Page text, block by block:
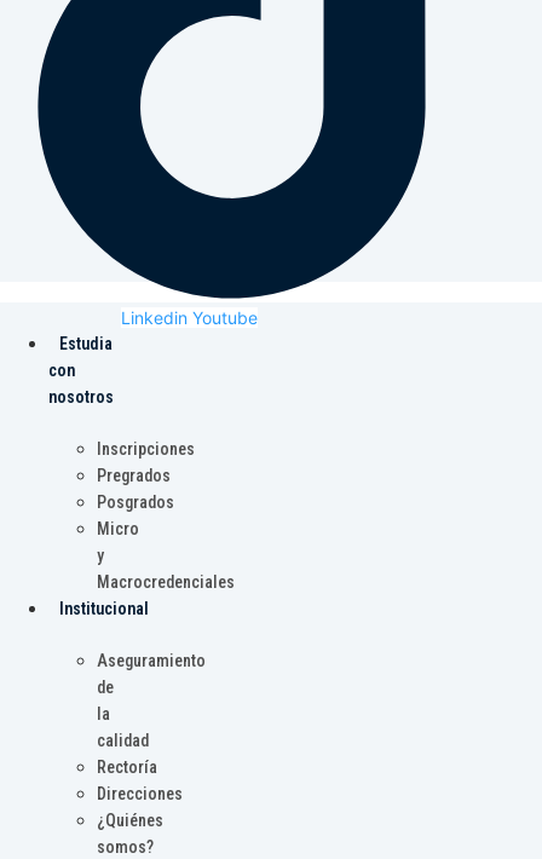
Linkedin Youtube
Estudia
con
nosotros
Inscripciones
Pregrados
Posgrados
Micro
y
Macrocredenciales
Institucional
Aseguramiento
de
la
calidad
Rectoría
Direcciones
¿Quiénes
somos?